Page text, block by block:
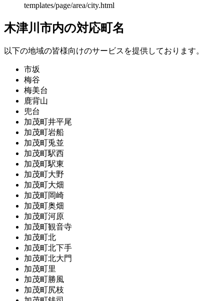
templates/page/area/city.html
木津川市内の対応町名
以下の地域の皆様向けのサービスを提供しております。
市坂
梅谷
梅美台
鹿背山
兜台
加茂町井平尾
加茂町岩船
加茂町兎並
加茂町駅西
加茂町駅東
加茂町大野
加茂町大畑
加茂町岡崎
加茂町奥畑
加茂町河原
加茂町観音寺
加茂町北
加茂町北下手
加茂町北大門
加茂町里
加茂町勝風
加茂町尻枝